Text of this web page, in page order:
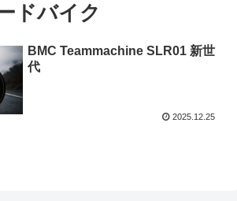
ドバイク
BMC Teammachine SLR01 新世
代
2025.12.25